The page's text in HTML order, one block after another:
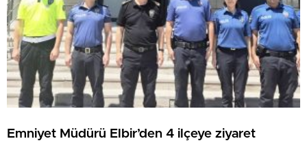
Emniyet Müdürü Elbir’den 4 ilçeye ziyaret